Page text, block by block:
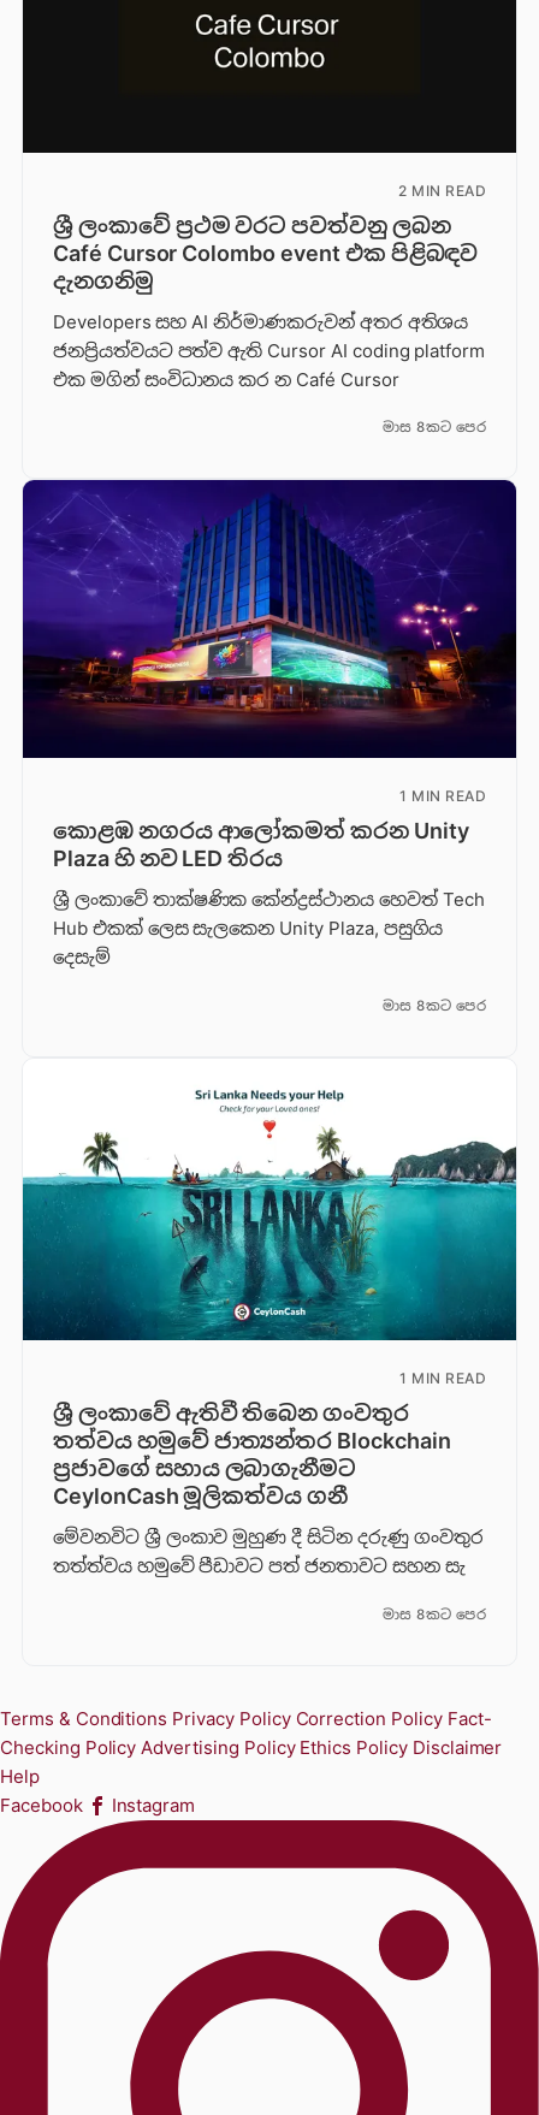
2 MIN READ
ශ්‍රී ලංකාවේ ප්‍රථම වරට පවත්වනු ලබන
Café Cursor Colombo event එක පිළිබඳව
දැනගනිමු
Developers සහ AI නිර්මාණකරුවන් අතර අතිශය
ජනප්‍රියත්වයට පත්ව ඇති Cursor AI coding platform
එක මගින් සංවිධානය කර න Café Cursor
මාස 8කට පෙර
1 MIN READ
කොළඹ නගරය ආලෝකමත් කරන Unity
Plaza හි නව LED තිරය
ශ්‍රී ලංකාවේ තාක්ෂණික කේන්ද්‍රස්ථානය හෙවත් Tech
Hub එකක් ලෙස සැලකෙන Unity Plaza, පසුගිය
දෙසැම්
මාස 8කට පෙර
1 MIN READ
ශ්‍රී ලංකාවේ ඇතිවී තිබෙන ගංවතුර
තත්වය හමුවේ ජාත්‍යන්තර Blockchain
ප්‍රජාවගේ සහාය ලබාගැනීමට
CeylonCash මූලිකත්වය ග​නී
මේවනවිට ශ්‍රී ලංකාව මුහුණ දී සිටින දරුණු ගංවතුර
තත්ත්වය හමුවේ පීඩාවට පත් ජනතාවට සහන සැ
මාස 8කට පෙර
Terms & Conditions Privacy Policy Correction Policy Fact-
Checking Policy Advertising Policy Ethics Policy Disclaimer
Help
Facebook
Instagram